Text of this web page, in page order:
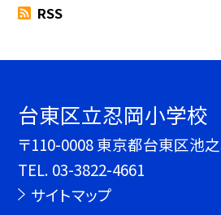
RSS
台東区立忍岡小学校
〒110-0008 東京都台東区池
TEL. 03-3822-4661
サイトマップ